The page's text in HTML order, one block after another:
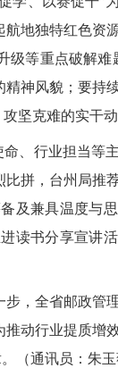
地独特红色资
级等重点破解难
神风貌；要持
坚克难的实干动
、行业担当等
拼，台州局推
及兼具温度与
读书分享宣讲
，全省邮政管
动行业提质增
（通讯员：朱玉